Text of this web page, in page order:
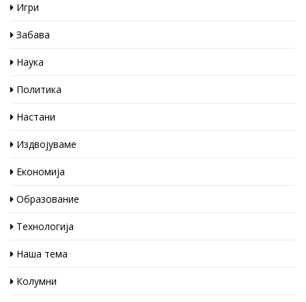
Игри
Забава
Наука
Политика
Настани
Издвојуваме
Економија
Образование
Технологија
Наша тема
Колумни